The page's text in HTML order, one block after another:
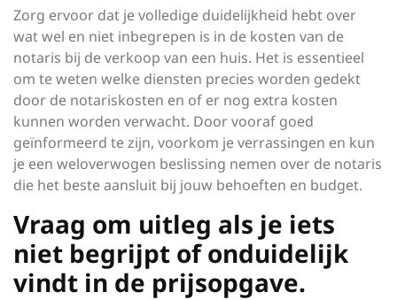
Zorg ervoor dat je volledige duidelijkheid hebt over
wat wel en niet inbegrepen is in de kosten van de
notaris bij de verkoop van een huis. Het is essentieel
om te weten welke diensten precies worden gedekt
door de notariskosten en of er nog extra kosten
kunnen worden verwacht. Door vooraf goed
geïnformeerd te zijn, voorkom je verrassingen en kun
je een weloverwogen beslissing nemen over de notaris
die het beste aansluit bij jouw behoeften en budget.
Vraag om uitleg als je iets
niet begrijpt of onduidelijk
vindt in de prijsopgave.